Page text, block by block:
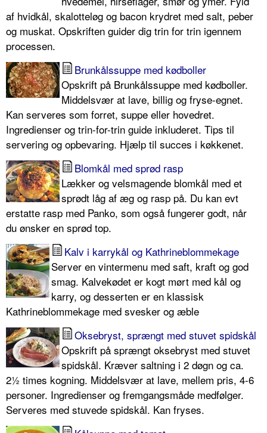
af hvidkål, skalotteløg og bacon krydret med salt, peber
og muskat. Opskriften guider dig trin for trin igennem
processen.
Brunkålssuppe med kødboller
Opskrift på Brunkålssuppe med kødboller.
Middelsvær at lave, billig og fryse-egnet.
Kan serveres som forret, suppe eller hovedret.
Ingredienser og trin-for-trin guide inkluderet. Tips til
servering og opbevaring. Hjælp til succes i køkkenet.
Blomkål med sprød rasp
Lækker og velsmagende blomkål med et
sprødt låg af æg og rasp på. Du kan evt
erstatte rasp med Panko, som også fungerer godt, når
du ønsker en sprød top.
Kalv i karrykål og Kathrineblommekage
Server en vintermenu med saft, kraft og god
smag. Kalvekødet er kogt mørt med kål og
karry, og desserten er en klassisk
Kathrineblommekage med svesker og æble
Oksebryst, sprængt med stuvet spidskål
Opskrift på sprængt oksebryst med stuvet
spidskål. Kræver saltning i 2 døgn og ca.
2½ times kogning. Middelsvær at lave, mellem pris, 4-6
personer. Ingredienser og fremgangsmåde medfølger.
Serveres med stuvede spidskål. Kan fryses.